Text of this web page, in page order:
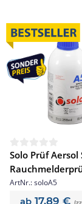
Solo Prüf Aersol
ml
ArtNr.:soloA5
ab 17,89 €